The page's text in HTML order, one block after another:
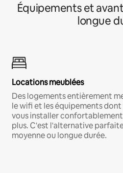
Équipements et
longue
Locations meublées
Des logements entièrement
le wifi et les équipements
vous installer
plus. C'est l'alternative
moyenne ou longue durée.